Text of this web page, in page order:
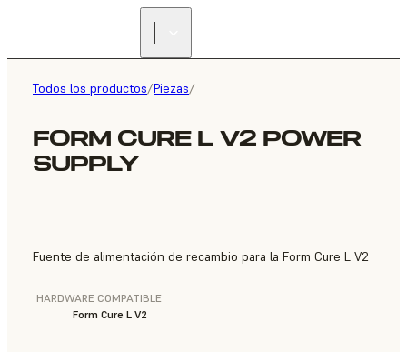
Todos los productos/Piezas/
FORM CURE L V2 POWER
SUPPLY
Fuente de alimentación de recambio para la Form Cure L V2
HARDWARE COMPATIBLE
Form Cure L V2